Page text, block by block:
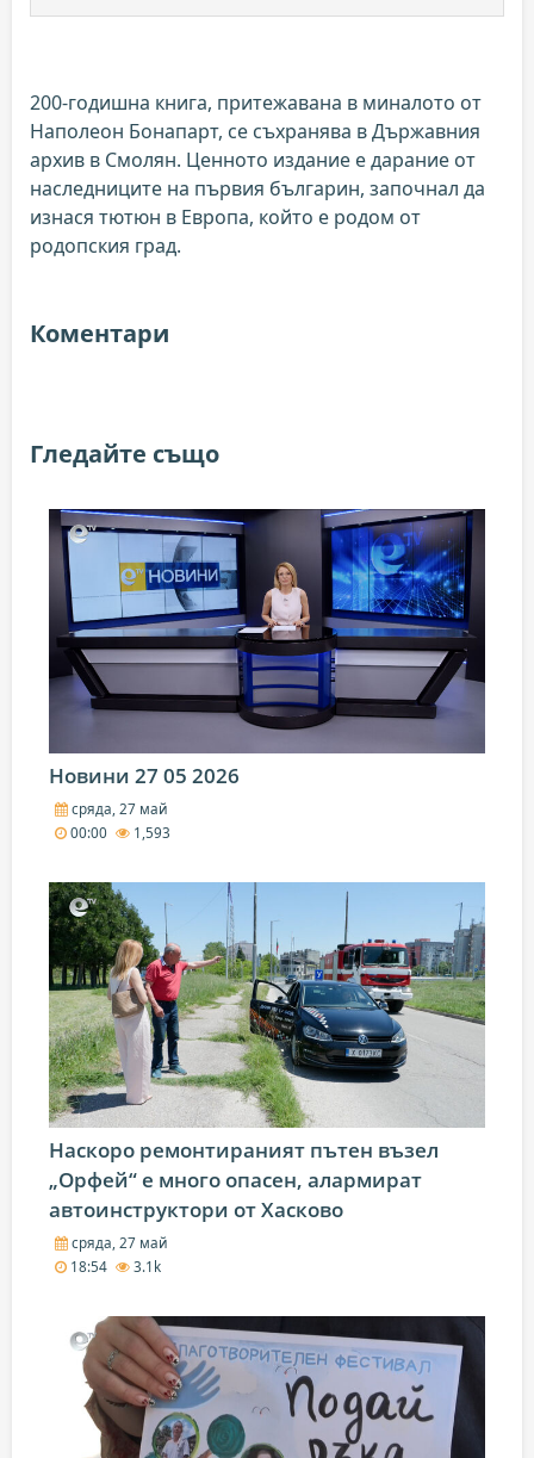
200-годишна книга, притежавана в миналото от
Наполеон Бонапарт, се съхранява в Държавния
архив в Смолян. Ценното издание е дарание от
наследниците на първия българин, започнал да
изнася тютюн в Европа, който е родом от
родопския град.
Коментари
Гледайте също
Новини 27 05 2026
сряда, 27 май
00:00
1,593
Наскоро ремонтираният пътен възел
„Орфей“ е много опасен, алармират
автоинструктори от Хасково
сряда, 27 май
18:54
3.1k